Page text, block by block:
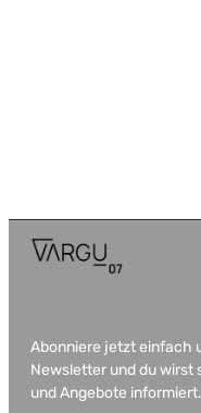
Abonniere jetzt einfach
Newsletter und du wirst
und Angebote informiert.